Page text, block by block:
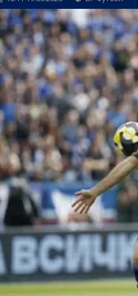
БГ Футбол:Веласкес:
БГ Футбол:Косич: